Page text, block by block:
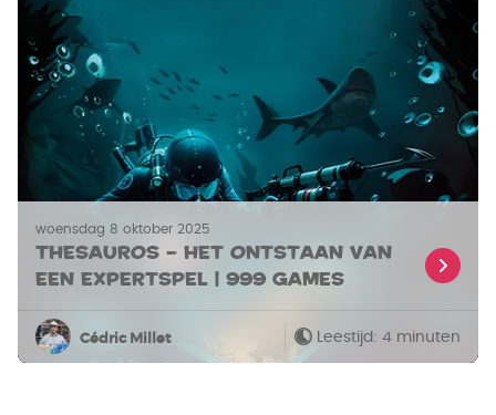
woensdag 8 oktober 2025
Thesauros – Het ontstaan van
een expertspel | 999 Games
Cédric Millet Leestijd: 4 minuten